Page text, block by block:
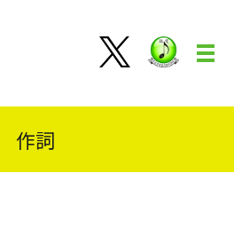
メ
作詞